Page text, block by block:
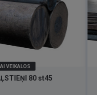
VEIKALOS
80 st45